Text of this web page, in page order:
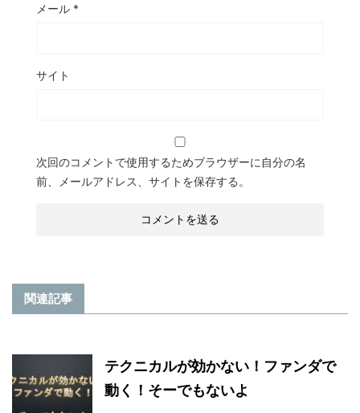
メール *
サイト
次回のコメントで使用するためブラウザーに自分の名
前、メールアドレス、サイトを保存する。
関連記事
テクニカルが効かない！ファンダで
動く！そーでもないよ